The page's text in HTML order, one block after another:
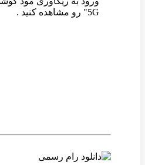
5G" رو مشاهده کنید .